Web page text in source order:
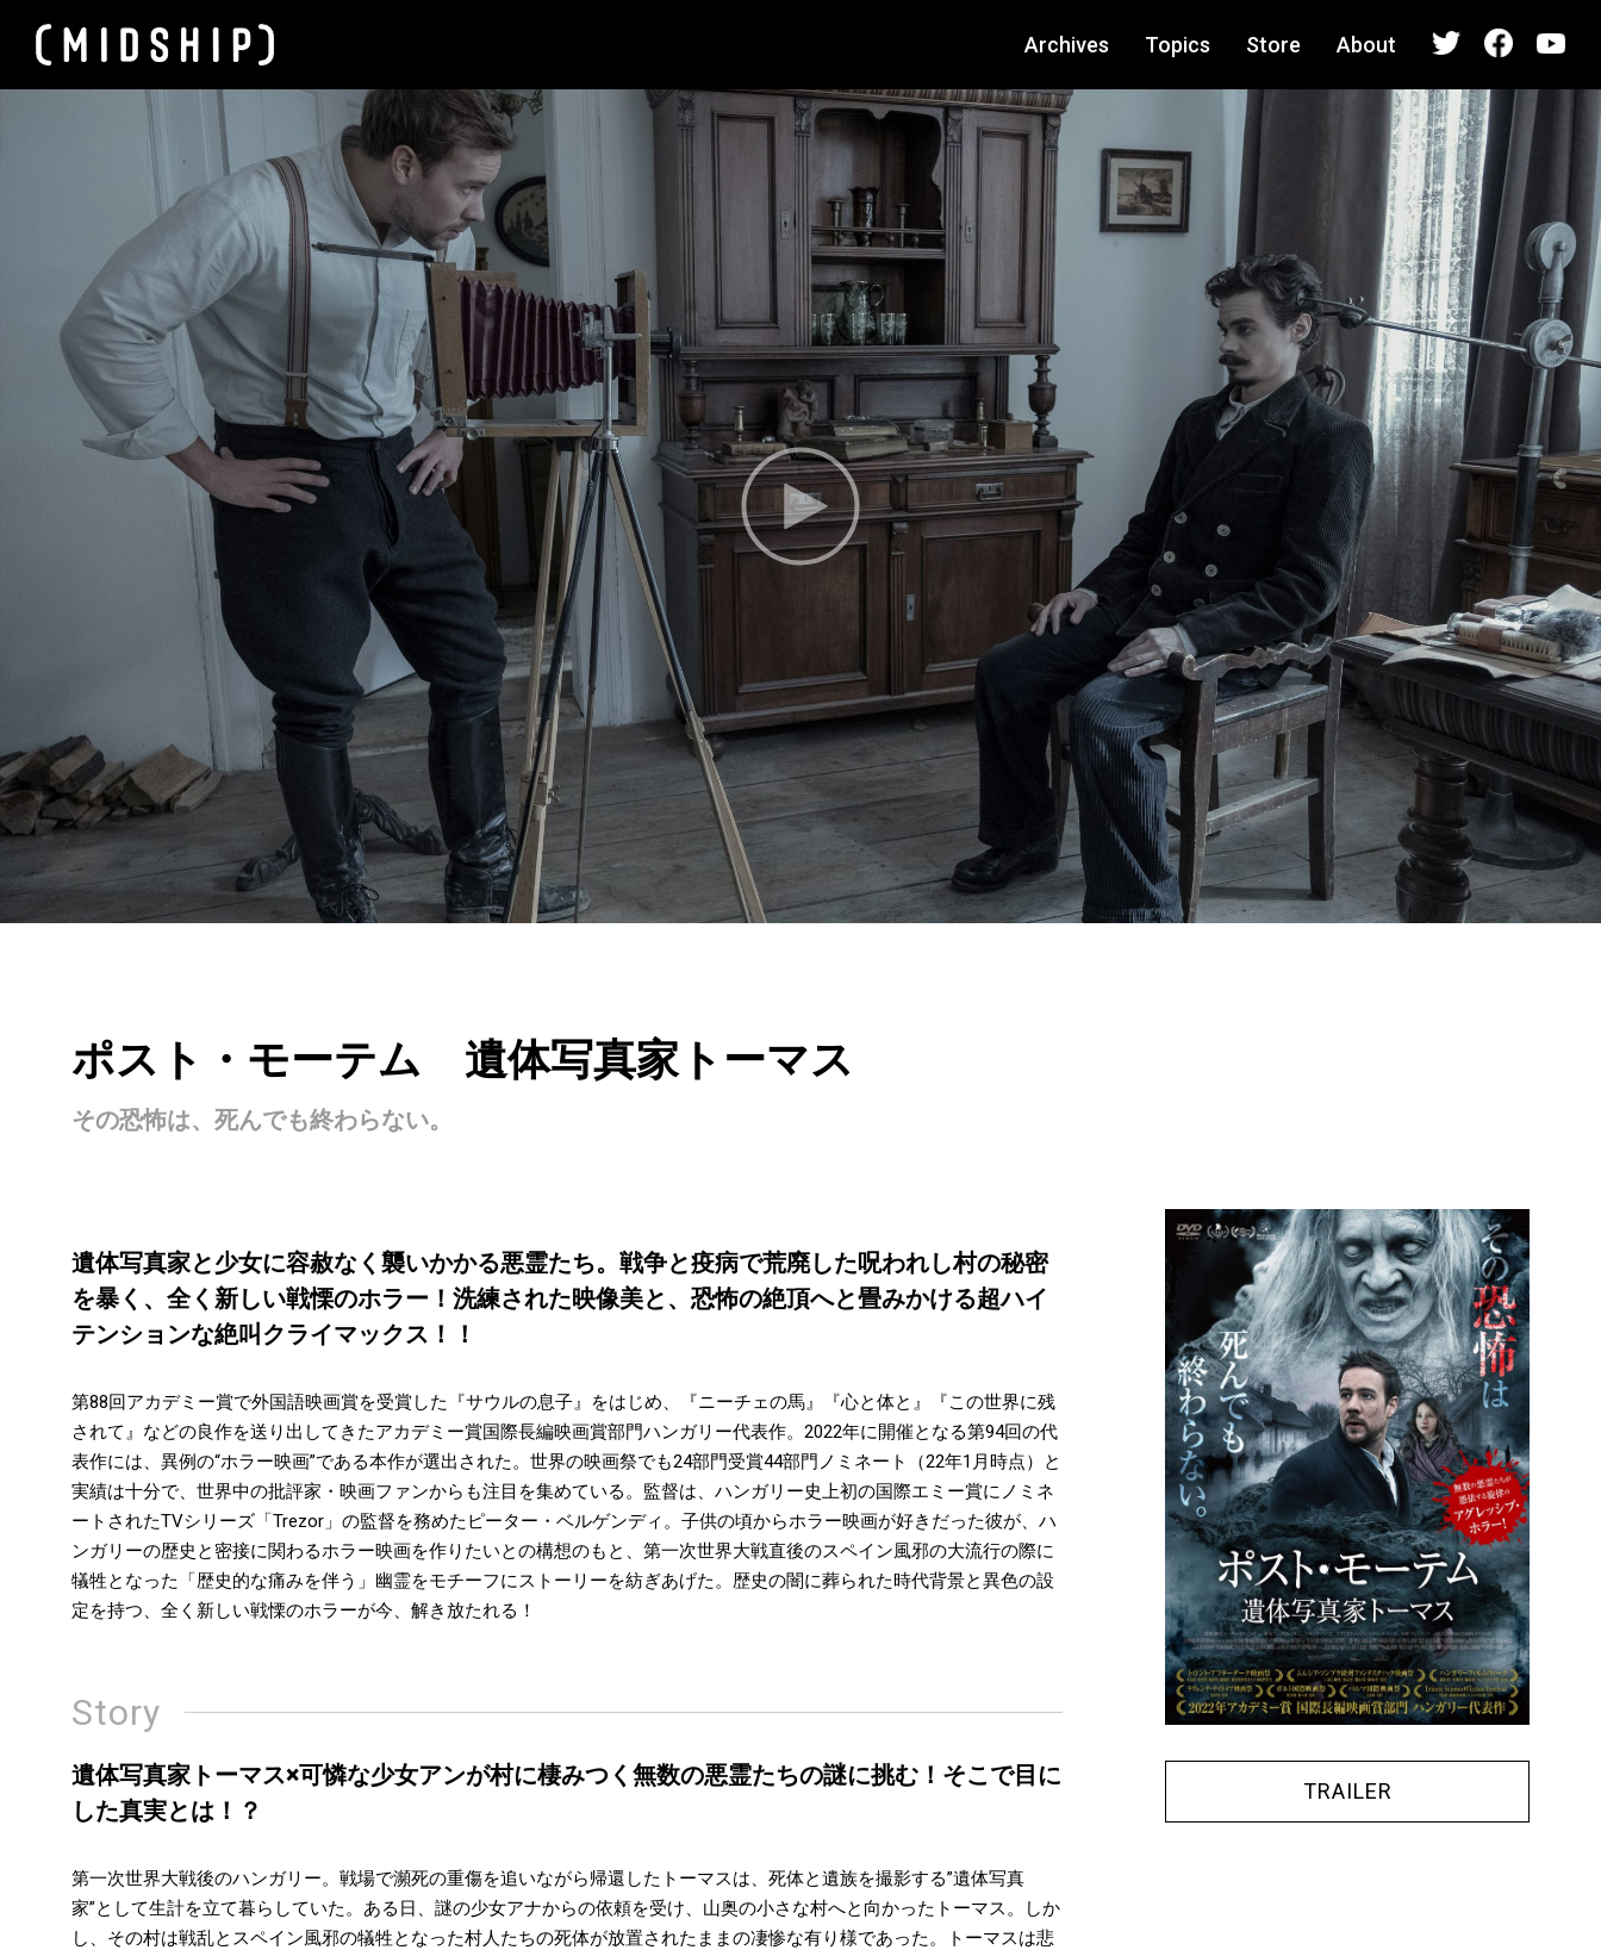
Archives Topics Store About
ポスト・モーテム 遺体写真家トーマス
その恐怖は、死んでも終わらない。
遺体写真家と少女に容赦なく襲いかかる悪霊たち。戦争と疫病で荒廃した呪われし村の秘密
を暴く、全く新しい戦慄のホラー！洗練された映像美と、恐怖の絶頂へと畳みかける超ハイ
テンションな絶叫クライマックス！！
第88回アカデミー賞で外国語映画賞を受賞した『サウルの息子』をはじめ、『ニーチェの馬』『心と体と』『この世界に残
されて』などの良作を送り出してきたアカデミー賞国際長編映画賞部門ハンガリー代表作。2022年に開催となる第94回の代
表作には、異例の“ホラー映画”である本作が選出された。世界の映画祭でも24部門受賞44部門ノミネート（22年1月時点）と
実績は十分で、世界中の批評家・映画ファンからも注目を集めている。監督は、ハンガリー史上初の国際エミー賞にノミネ
ートされたTVシリーズ「Trezor」の監督を務めたピーター・ベルゲンディ。子供の頃からホラー映画が好きだった彼が、ハ
ンガリーの歴史と密接に関わるホラー映画を作りたいとの構想のもと、第一次世界大戦直後のスペイン風邪の大流行の際に
犠牲となった「歴史的な痛みを伴う」幽霊をモチーフにストーリーを紡ぎあげた。歴史の闇に葬られた時代背景と異色の設
定を持つ、全く新しい戦慄のホラーが今、解き放たれる！
Story
遺体写真家トーマス×可憐な少女アンが村に棲みつく無数の悪霊たちの謎に挑む！そこで目に
した真実とは！？
第一次世界大戦後のハンガリー。戦場で瀕死の重傷を追いながら帰還したトーマスは、死体と遺族を撮影する”遺体写真
家”として生計を立て暮らしていた。ある日、謎の少女アナからの依頼を受け、山奥の小さな村へと向かったトーマス。しか
し、その村は戦乱とスペイン風邪の犠牲となった村人たちの死体が放置されたままの凄惨な有り様であった。トーマスは悲
TRAILER